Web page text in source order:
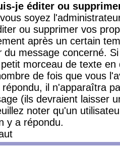
je éditer ou
soyez
ou supprimer vos
après un certain
du message concerné.
morceau de texte
de fois que vous
il n'apparaîtra
(ils devraient laisser
noter qu'un
y a répondu.